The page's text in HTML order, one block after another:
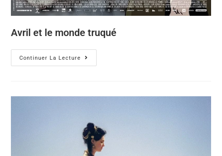
Avril et le monde truqué
Continuer La Lecture